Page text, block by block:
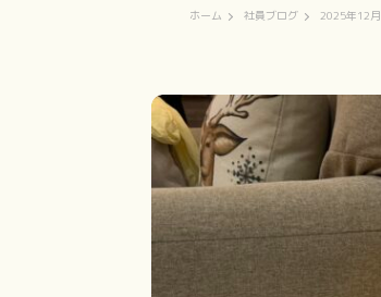
ホーム 社員ブログ 2025年12月